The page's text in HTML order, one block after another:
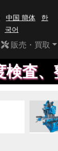
中国 簡体
한
국어
販売・買取
し